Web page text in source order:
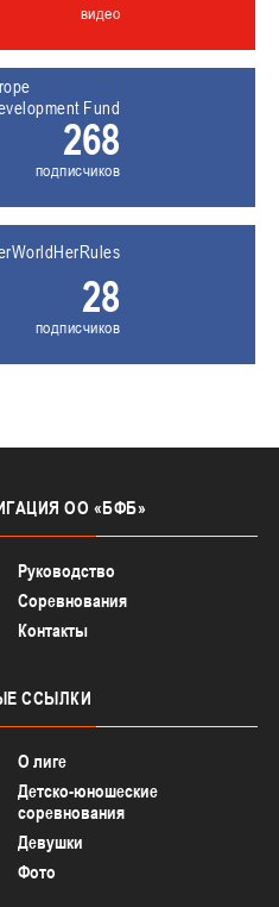
видео
Fund
268
подписчиков
28
подписчиков
ОО «БФБ»
Руководство
Соревнования
Контакты
ССЫЛКИ
О лиге
Детско-юношеские
соревнования
Девушки
Фото